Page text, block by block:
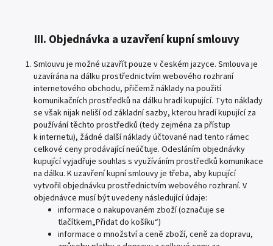
III. Objednávka a uzavření kupní smlouvy
Smlouvu je možné uzavřít pouze v českém jazyce. Smlouva je
uzavírána na dálku prostřednictvím webového rozhraní
internetového obchodu, přičemž náklady na použití
komunikačních prostředků na dálku hradí kupující. Tyto náklady
se však nijak neliší od základní sazby, kterou hradí kupující za
používání těchto prostředků (tedy zejména za přístup
k internetu), žádné další náklady účtované nad tento rámec
celkové ceny prodávající neúčtuje. Odesláním objednávky
kupující vyjadřuje souhlas s využíváním prostředků komunikace
na dálku. K uzavření kupní smlouvy je třeba, aby kupující
vytvořil objednávku prostřednictvím webového rozhraní. V
objednávce musí být uvedeny následující údaje:
informace o nakupovaném zboží (označuje se
tlačítkem„Přidat do košíku“)
informace o množství a ceně zboží, ceně za dopravu,